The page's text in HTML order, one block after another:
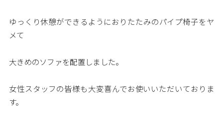
ゆっくり休憩ができるようにおりたたみのパイプ椅子をヤ
メて
大きめのソファを配置しました。
女性スタッフの皆様も大変喜んでお使いいただいておりま
す。